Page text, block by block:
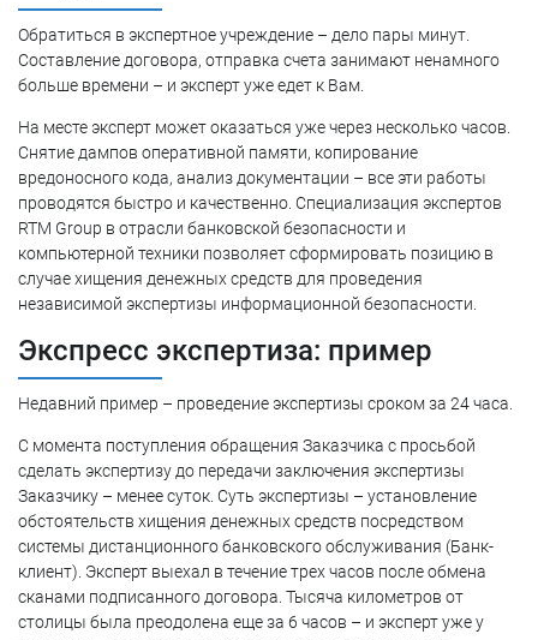
Обратиться в экспертное учреждение – дело пары минут.
Составление договора, отправка счета занимают ненамного
больше времени – и эксперт уже едет к Вам.
На месте эксперт может оказаться уже через несколько часов.
Снятие дампов оперативной памяти, копирование
вредоносного кода, анализ документации – все эти работы
проводятся быстро и качественно. Специализация экспертов
RTM Group в отрасли банковской безопасности и
компьютерной техники позволяет сформировать позицию в
случае хищения денежных средств для проведения
независимой экспертизы информационной безопасности.
Экспресс экспертиза: пример
Недавний пример – проведение экспертизы сроком за 24 часа.
С момента поступления обращения Заказчика с просьбой
сделать экспертизу до передачи заключения экспертизы
Заказчику – менее суток. Суть экспертизы – установление
обстоятельств хищения денежных средств посредством
системы дистанционного банковского обслуживания (Банк-
клиент). Эксперт выехал в течение трех часов после обмена
сканами подписанного договора. Тысяча километров от
столицы была преодолена еще за 6 часов – и эксперт уже у